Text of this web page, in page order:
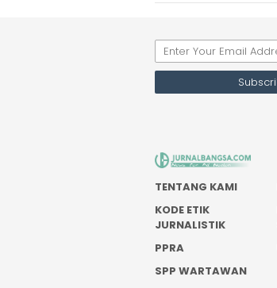
TENTANG KAMI
KODE ETIK
JURNALISTIK
PPRA
SPP WARTAWAN